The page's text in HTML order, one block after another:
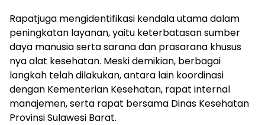
Rapatjuga mengidentifikasi kendala utama dalam
peningkatan layanan, yaitu keterbatasan sumber
daya manusia serta sarana dan prasarana khusus
nya alat kesehatan. Meski demikian, berbagai
langkah telah dilakukan, antara lain koordinasi
dengan Kementerian Kesehatan, rapat internal
manajemen, serta rapat bersama Dinas Kesehatan
Provinsi Sulawesi Barat.